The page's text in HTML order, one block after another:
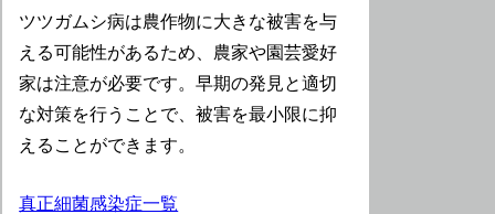
ツツガムシ病は農作物に大きな被害を与
える可能性があるため、農家や園芸愛好
家は注意が必要です。早期の発見と適切
な対策を行うことで、被害を最小限に抑
えることができます。
真正細菌感染症一覧